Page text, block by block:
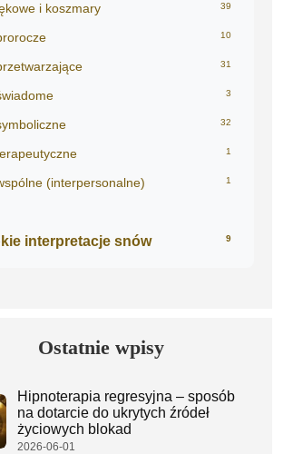
i koszmary 39
10
31
3
32
1
(interpersonalne) 1
interpretacje snów 9
Ostatnie wpisy
Hipnoterapia regresyjna – sposób
na dotarcie do ukrytych źródeł
życiowych blokad
2026-06-01